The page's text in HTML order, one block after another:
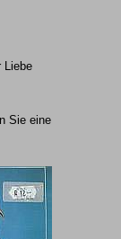
Liebe
Sie eine